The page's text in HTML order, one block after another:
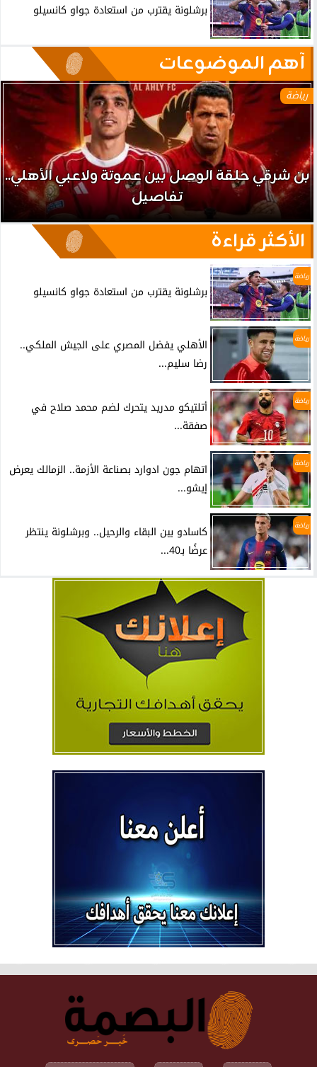
برشلونة يقترب من استعادة جواو كانسيلو
آهم الموضوعات
رياضة
بن شرقي حلقة الوصل بين عموتة ولاعبي الأهلي..
تفاصيل
الأكثر قراءة
رياضة
برشلونة يقترب من استعادة جواو كانسيلو
رياضة
الأهلي يفضل المصري على الجيش الملكي..
رضا سليم...
رياضة
أتلتيكو مدريد يتحرك لضم محمد صلاح في
صفقة...
رياضة
اتهام جون ادوارد بصناعة الأزمة.. الزمالك يعرض
إيشو...
رياضة
كاسادو بين البقاء والرحيل.. وبرشلونة ينتظر
عرضًا بـ40...